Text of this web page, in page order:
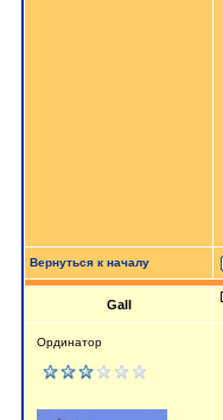
Вернуться к началу
Gall
Ординатор